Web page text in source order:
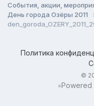
События, акции,
День города Озёры 2011
Политика
©
=Powered